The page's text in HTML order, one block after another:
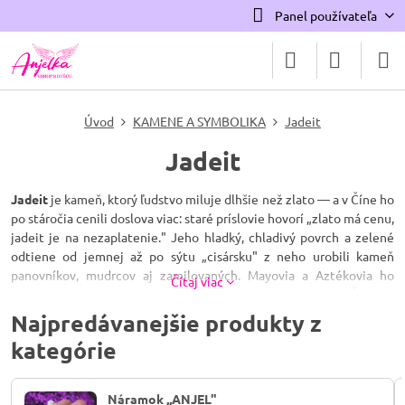
Panel používateľa
Úvod KAMENE A SYMBOLIKA Jadeit
Jadeit
Jadeit je kameň, ktorý ľudstvo miluje dlhšie než zlato — a v Číne ho
po stáročia cenili doslova viac: staré príslovie hovorí „zlato má cenu,
jadeit je na nezaplatenie." Jeho hladký, chladivý povrch a zelené
odtiene od jemnej až po sýtu „cisársku" z neho urobili kameň
panovníkov, mudrcov aj zamilovaných. Mayovia a Aztékovia ho
považovali za posvätnejší než akýkoľvek drahý kov a v Číne sa
jadeitové poklady dedili z generácie na generáciu ako rodinné
šťastie v hmotnej podobe.
Aj jeho európske meno nesie príbeh: pochádza zo španielskeho
piedra de ijada — „kameň bedier" — podľa viery dávnych
Čítaj viac
Najpredávanejšie produkty z
kategórie
Náramok ,,ANJEL"